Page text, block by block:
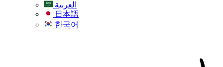
العربية
日本語
한국어